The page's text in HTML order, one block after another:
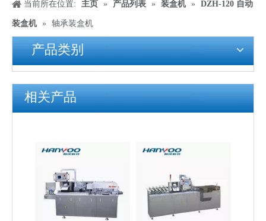
当前所在位置: 主页 » 产品列表 » 装盒机 » DZH-120 自动
装盒机 » 轴承装盒机
产品类别
相关产品